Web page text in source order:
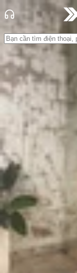
Trang chủ
Tin tức
Thủ thuật
Tin Mới
Đánh Giá
Thủ thuật
hàng - Sự kiện
Mẹo sử
ích, giúp tối
ngày
Triệu Vy
Ngày đăng: 12/05/
Cập nhật:08/07/
Theo dõi